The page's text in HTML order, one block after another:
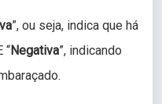
”, ou seja, indica que há
“Negativa”, indicando